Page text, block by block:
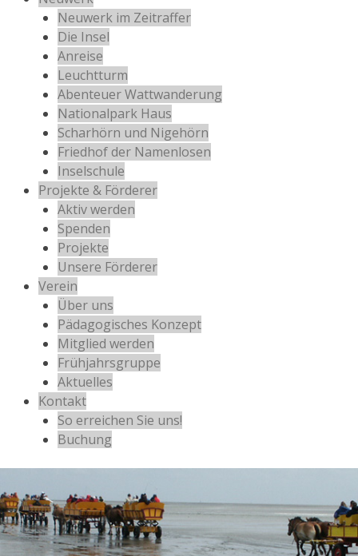
Neuwerk im Zeitraffer
Die Insel
Anreise
Leuchtturm
Abenteuer Wattwanderung
Nationalpark Haus
Scharhörn und Nigehörn
Friedhof der Namenlosen
Inselschule
Projekte & Förderer
Aktiv werden
Spenden
Projekte
Unsere Förderer
Verein
Über uns
Pädagogisches Konzept
Mitglied werden
Frühjahrsgruppe
Aktuelles
Kontakt
So erreichen Sie uns!
Buchung